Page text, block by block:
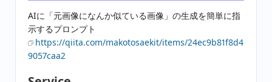
AIに「元画像になんか似ている画像」の生成を簡単に指
示するプロンプト
https://qiita.com/makotosaekit/items/24ec9b81f8d4
9057caa2